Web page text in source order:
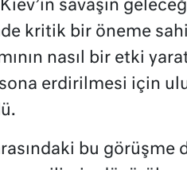
savaşın
kritik bir öneme
nasıl bir etki
erdirilmesi için
bu görüşme